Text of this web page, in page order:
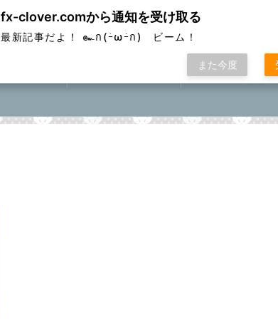
FXポコニカルマスタ
fx-clover.comから通知を受け取る
最新記事だよ！ ๛ก(ｰ̀ωｰ́ก) ビーム！
また今度